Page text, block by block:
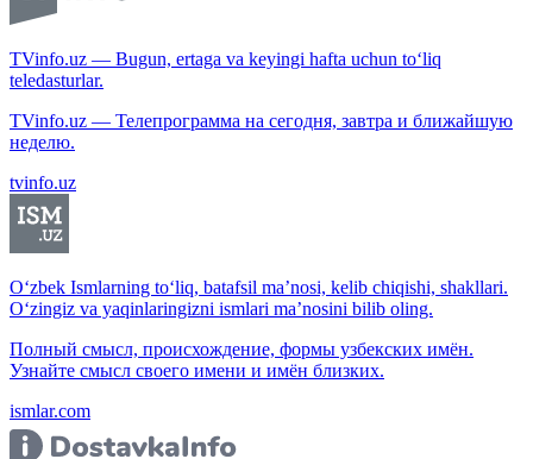
TVinfo.uz — Bugun, ertaga va keyingi hafta uchun to‘liq
teledasturlar.
TVinfo.uz — Телепрограмма на сегодня, завтра и ближайшую
неделю.
tvinfo.uz
O‘zbek Ismlarning to‘liq, batafsil ma’nosi, kelib chiqishi, shakllari.
O‘zingiz va yaqinlaringizni ismlari ma’nosini bilib oling.
Полный смысл, происхождение, формы узбекских имён.
Узнайте смысл своего имени и имён близких.
ismlar.com